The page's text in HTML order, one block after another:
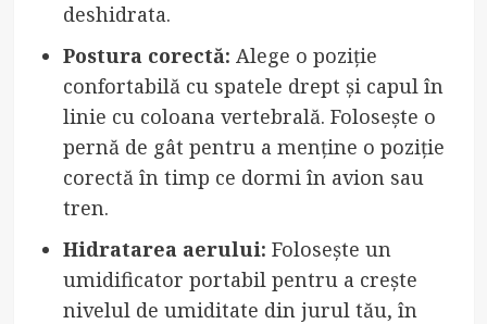
deshidrata.
Postura corectă: Alege o poziție
confortabilă cu spatele drept și capul în
linie cu coloana vertebrală. Folosește o
pernă de gât pentru a menține o poziție
corectă în timp ce dormi în avion sau
tren.
Hidratarea aerului: Folosește un
umidificator portabil pentru a crește
nivelul de umiditate din jurul tău, în